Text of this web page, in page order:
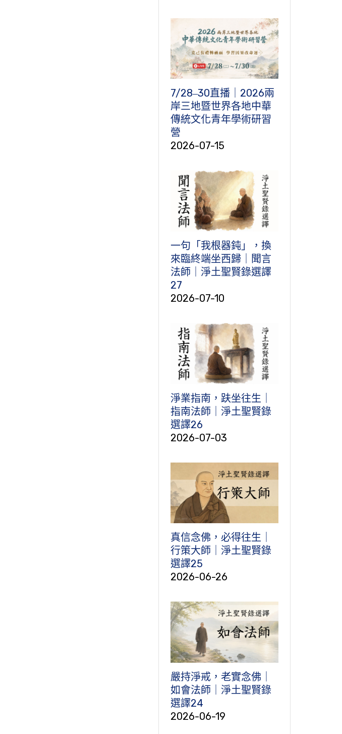
7/28‒30直播｜2026兩
岸三地暨世界各地中華
傳統文化青年學術研習
營
2026-07-15
一句「我根器鈍」，換
來臨終端坐西歸｜聞言
法師｜淨土聖賢錄選譯
27
2026-07-10
淨業指南，趺坐往生｜
指南法師｜淨土聖賢錄
選譯26
2026-07-03
真信念佛，必得往生｜
行策大師｜淨土聖賢錄
選譯25
2026-06-26
嚴持淨戒，老實念佛｜
如會法師｜淨土聖賢錄
選譯24
2026-06-19